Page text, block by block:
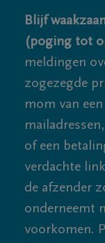
Blijf
(poging tot
meldingen
zogezegde
mom van
of een
verdachte
de afzender
onderneemt
voorkomen.